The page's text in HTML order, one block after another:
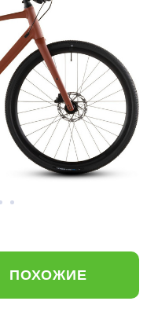
ПОХОЖИЕ